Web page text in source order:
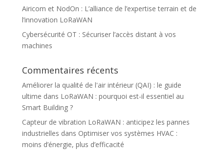
Airicom et NodOn : L’alliance de l’expertise terrain et de
l’innovation LoRaWAN
Cybersécurité OT : Sécuriser l’accès distant à vos
machines
Commentaires récents
Améliorer la qualité de l'air intérieur (QAI) : le guide
ultime dans LoRaWAN : pourquoi est-il essentiel au
Smart Building ?
Capteur de vibration LoRaWAN : anticipez les pannes
industrielles dans Optimiser vos systèmes HVAC :
moins d’énergie, plus d’efficacité